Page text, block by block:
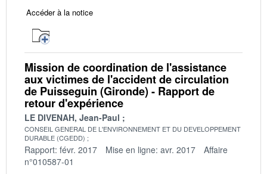
Accéder à la notice
Mission de coordination de l'assistance
aux victimes de l'accident de circulation
de Puisseguin (Gironde) - Rapport de
retour d'expérience
LE DIVENAH, Jean-Paul
CONSEIL GENERAL DE L'ENVIRONNEMENT ET DU DEVELOPPEMENT
DURABLE (CGEDD)
Rapport: févr. 2017 Mise en ligne: avr. 2017
Affaire
n°010587-01